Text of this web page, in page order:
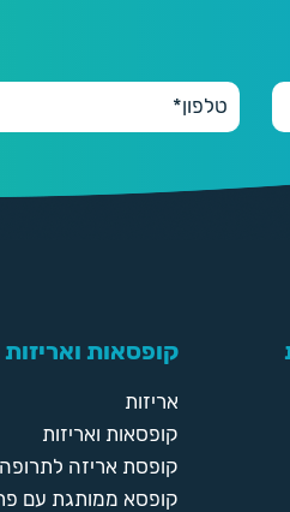
קופסאות ואריזות
אריזות
קופסאות ואריזות
קופסת אריזה
קופסא ממותגת עם